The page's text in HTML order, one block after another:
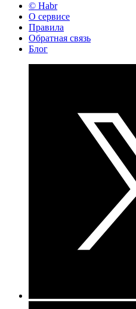
© Habr
О сервисе
Правила
Обратная связь
Блог